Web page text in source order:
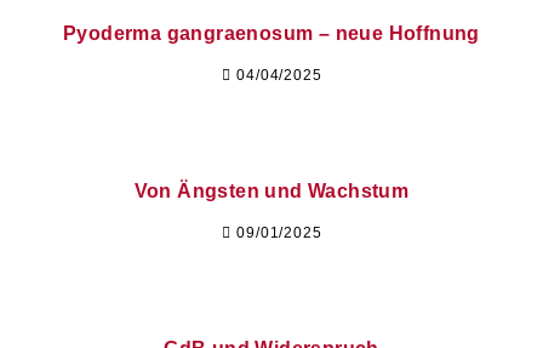
Pyoderma gangraenosum – neue Hoffnung
04/04/2025
Von Ängsten und Wachstum
09/01/2025